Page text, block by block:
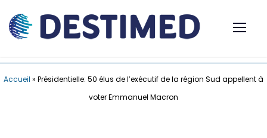
Accueil » Présidentielle: 50 élus de l’exécutif de la région Sud appellent à
voter Emmanuel Macron